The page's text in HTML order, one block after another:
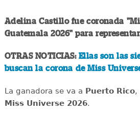
Adelina Castillo fue coronada
Guatemala 2026" para
OTRAS NOTICIAS: Ellas son las
buscan la corona de Miss
La ganadora se va a Puerto Rico,
Miss Universe 2026.